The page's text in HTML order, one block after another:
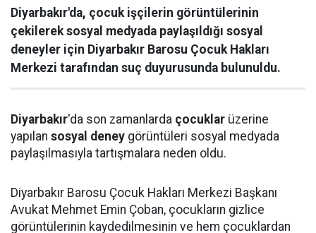
Diyarbakır'da, çocuk işçilerin görüntülerinin
çekilerek sosyal medyada paylaşıldığı sosyal
deneyler için Diyarbakır Barosu Çocuk Hakları
Merkezi tarafından suç duyurusunda bulunuldu.
Diyarbakır'da son zamanlarda çocuklar üzerine
yapılan sosyal deney görüntüleri sosyal medyada
paylaşılmasıyla tartışmalara neden oldu.
Diyarbakır Barosu Çocuk Hakları Merkezi Başkanı
Avukat Mehmet Emin Çoban, çocukların gizlice
görüntülerinin kaydedilmesinin ve hem çocuklardan